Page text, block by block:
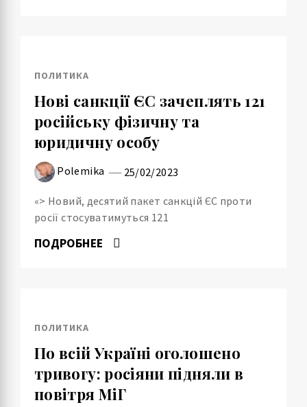
ПОЛИТИКА
Нові санкції ЄС зачеплять 121
російську фізичну та
юридичну особу
Polemika 25/02/2023
«> Новий, десятий пакет санкцій ЄС проти
росії стосуватимуться 121
ПОДРОБНЕЕ
ПОЛИТИКА
По всій Україні оголошено
тривогу: росіяни підняли в
повітря МіГ